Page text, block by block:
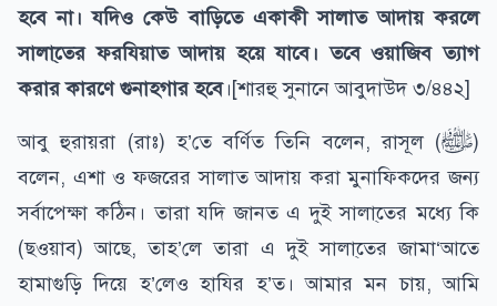
হবে না। যদিও কেউ বাড়িতে একাকী সালাত আদায় করলে
সালা্তের ফরযিয়াত আদায় হয়ে যাবে। তবে ওয়াজিব ত্যাগ
করার কারণে গুনাহগার হবে।[শারহু সুনানে আবুদাউদ ৩/৪৪২]
আবু হুরায়রা (রাঃ) হ’তে বর্ণিত তিনি বলেন, রাসূল (ﷺ)
বলেন, এশা ও ফজরের সালাত আদায় করা মুনাফিকদের জন্য
সর্বাপেক্ষা কঠিন। তারা যদি জানত এ দুই সালা্তের মধ্যে কি
(ছওয়াব) আছে, তাহ’লে তারা এ দুই সালা্তের জামা‘আতে
হামাগুড়ি দিয়ে হ’লেও হাযির হ’ত। আমার মন চায়, আমি